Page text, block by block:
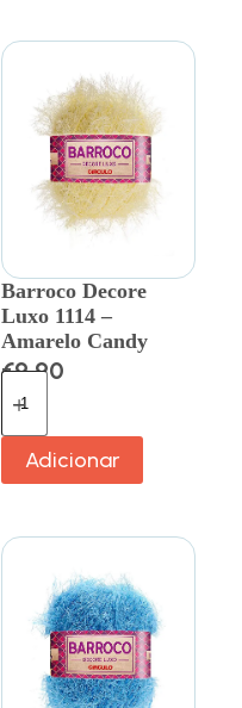
Barroco Decore
Luxo 1114 –
Amarelo Candy
€9.90
Adicionar